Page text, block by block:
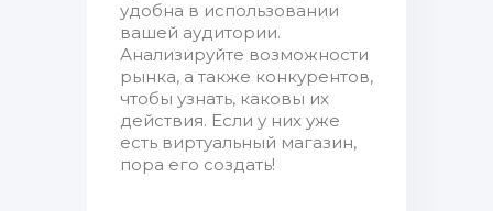
удобна в использовании
вашей аудитории.
Анализируйте возможности
рынка, а также конкурентов,
чтобы узнать, каковы их
действия. Если у них уже
есть виртуальный магазин,
пора его создать!